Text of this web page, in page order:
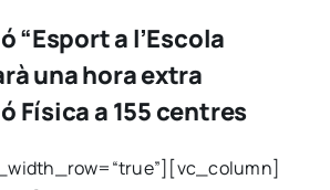
“Esport a l’Escola
una hora extra
Física a 155 centres